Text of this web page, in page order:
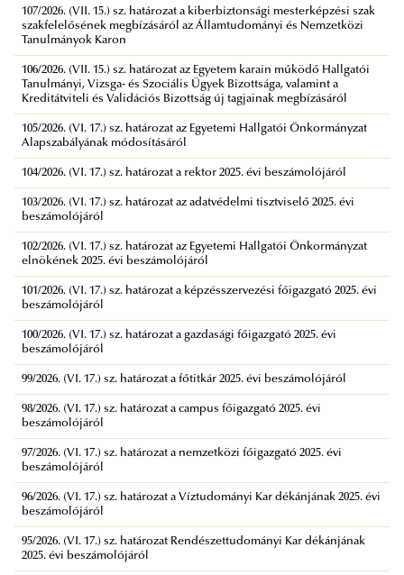
107/2026. (VII. 15.) sz. határozat a kiberbiztonsági mesterképzési szak
szakfelelősének megbízásáról az Államtudományi és Nemzetközi
Tanulmányok Karon
106/2026. (VII. 15.) sz. határozat az Egyetem karain működő Hallgatói
Tanulmányi, Vizsga- és Szociális Ügyek Bizottsága, valamint a
Kreditátviteli és Validációs Bizottság új tagjainak megbízásáról
105/2026. (VI. 17.) sz. határozat az Egyetemi Hallgatói Önkormányzat
Alapszabályának módosításáról
104/2026. (VI. 17.) sz. határozat a rektor 2025. évi beszámolójáról
103/2026. (VI. 17.) sz. határozat az adatvédelmi tisztviselő 2025. évi
beszámolójáról
102/2026. (VI. 17.) sz. határozat az Egyetemi Hallgatói Önkormányzat
elnökének 2025. évi beszámolójáról
101/2026. (VI. 17.) sz. határozat a képzésszervezési főigazgató 2025. évi
beszámolójáról
100/2026. (VI. 17.) sz. határozat a gazdasági főigazgató 2025. évi
beszámolójáról
99/2026. (VI. 17.) sz. határozat a főtitkár 2025. évi beszámolójáról
98/2026. (VI. 17.) sz. határozat a campus főigazgató 2025. évi
beszámolójáról
97/2026. (VI. 17.) sz. határozat a nemzetközi főigazgató 2025. évi
beszámolójáról
96/2026. (VI. 17.) sz. határozat a Víztudományi Kar dékánjának 2025. évi
beszámolójáról
95/2026. (VI. 17.) sz. határozat Rendészettudományi Kar dékánjának
2025. évi beszámolójáról